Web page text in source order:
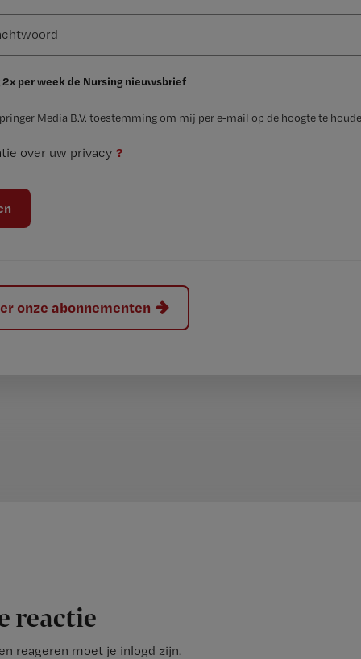
2x per week de Nursing nieuwsbrief
Media B.V. toestemming om mij per e-mail op de hoogte te
over uw privacy ?
onze abonnementen
reactie
reageren moet je inlogd zijn.